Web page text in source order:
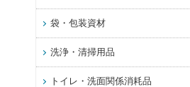
袋・包装資材
洗浄・清掃用品
トイレ・洗面関係消耗品